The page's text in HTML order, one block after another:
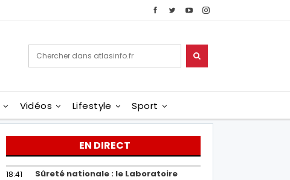
Vidéos Lifestyle Sport
EN DIRECT
18:41
Sûreté nationale : le Laboratoire